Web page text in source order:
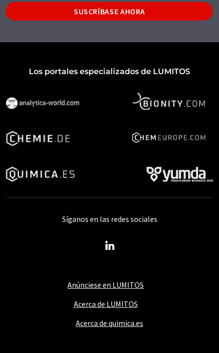
SUSCRÍBASE AHORA
Los portales especializados de LUMITOS
Anúnciese en LUMITOS
Acerca de LUMITOS
Acerca de quimica.es
Síganos en las redes sociales